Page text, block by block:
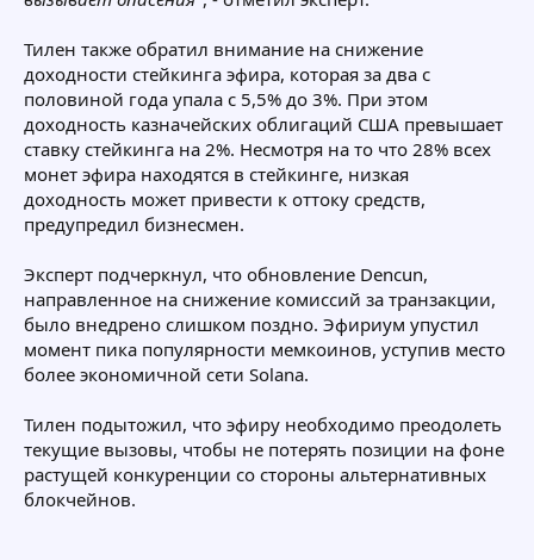
Тилен также обратил внимание на снижение
доходности стейкинга эфира, которая за два с
половиной года упала с 5,5% до 3%. При этом
доходность казначейских облигаций США превышает
ставку стейкинга на 2%. Несмотря на то что 28% всех
монет эфира находятся в стейкинге, низкая
доходность может привести к оттоку средств,
предупредил бизнесмен.
Эксперт подчеркнул, что обновление Dencun,
направленное на снижение комиссий за транзакции,
было внедрено слишком поздно. Эфириум упустил
момент пика популярности мемкоинов, уступив место
более экономичной сети Solana.
Тилен подытожил, что эфиру необходимо преодолеть
текущие вызовы, чтобы не потерять позиции на фоне
растущей конкуренции со стороны альтернативных
блокчейнов.